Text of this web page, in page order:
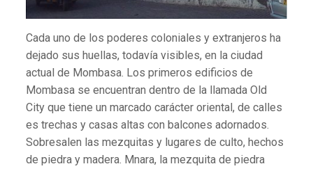
Cada uno de los poderes coloniales y extranjeros ha
dejado sus huellas, todavía visibles, en la ciudad
actual de Mombasa. Los primeros edificios de
Mombasa se encuentran dentro de la llamada Old
City que tiene un marcado carácter oriental, de calles
es trechas y casas altas con balcones adornados.
Sobresalen las mezquitas y lugares de culto, hechos
de piedra y madera. Mnara, la mezquita de piedra